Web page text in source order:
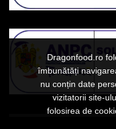
Dragonfood.ro
îmbunătăți
nu conțin date
vizitatorii site-
folosirea de